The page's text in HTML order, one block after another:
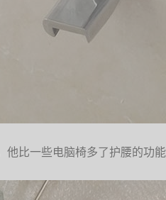
他比一些电脑椅多了护腰的功